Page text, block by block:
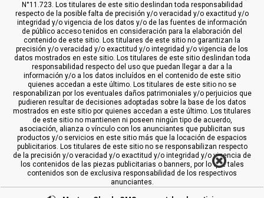
N°11.723. Los titulares de este sitio deslindan toda responsabilidad
respecto de la posible falta de precisión y/o veracidad y/o exactitud y/o
integridad y/o vigencia de los datos y/o de las fuentes de información
de público acceso tenidos en consideración para la elaboración del
contenido de este sitio. Los titulares de este sitio no garantizan la
precisión y/o veracidad y/o exactitud y/o integridad y/o vigencia de los
datos mostrados en este sitio. Los titulares de este sitio deslindan toda
responsabilidad respecto del uso que puedan llegar a dar a la
información y/o a los datos incluídos en el contenido de este sitio
quienes accedan a este último. Los titulares de este sitio no se
responabilizan por los eventuales daños patrimoniales y/o perjuicios que
pudieren resultar de decisiones adoptadas sobre la base de los datos
mostrados en este sitio por quienes accedan a este último. Los titulares
de este sitio no mantienen ni poseen ningún tipo de acuerdo,
asociación, alianza o vínculo con los anunciantes que publicitan sus
productos y/o servicios en este sitio más que la locación de espacios
publicitarios. Los titulares de este sitio no se responsabilizan respecto
de la precisión y/o veracidad y/o exactitud y/o integridad y/o vigencia de
los contenidos de las piezas publicitarias o banners, por lo que tales
contenidos son de exclusiva responsabilidad de los respectivos
anunciantes.